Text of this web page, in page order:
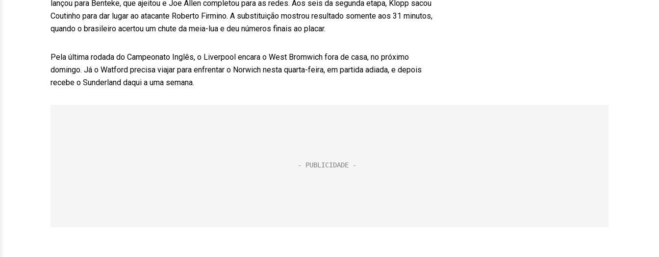
lançou para Benteke, que ajeitou e Joe Allen completou para as redes. Aos seis da segunda etapa, Klopp sacou
Coutinho para dar lugar ao atacante Roberto Firmino. A substituição mostrou resultado somente aos 31 minutos,
quando o brasileiro acertou um chute da meia-lua e deu números finais ao placar.
Pela última rodada do Campeonato Inglês, o Liverpool encara o West Bromwich fora de casa, no próximo
domingo. Já o Watford precisa viajar para enfrentar o Norwich nesta quarta-feira, em partida adiada, e depois
recebe o Sunderland daqui a uma semana.